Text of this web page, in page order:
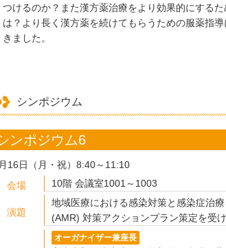
つけるのか？また漢方薬治療をより効果的にする
は？より長く漢方薬を続けてもらうための服薬指
きました。
シンポジウム
ンポジウム6
16日（月・祝）8:40～11:10
会場
10階 会議室1001～1003
演題
地域医療における感染対策と感染症治
(AMR) 対策アクションプラン策定を受
オーガナイザー兼座長